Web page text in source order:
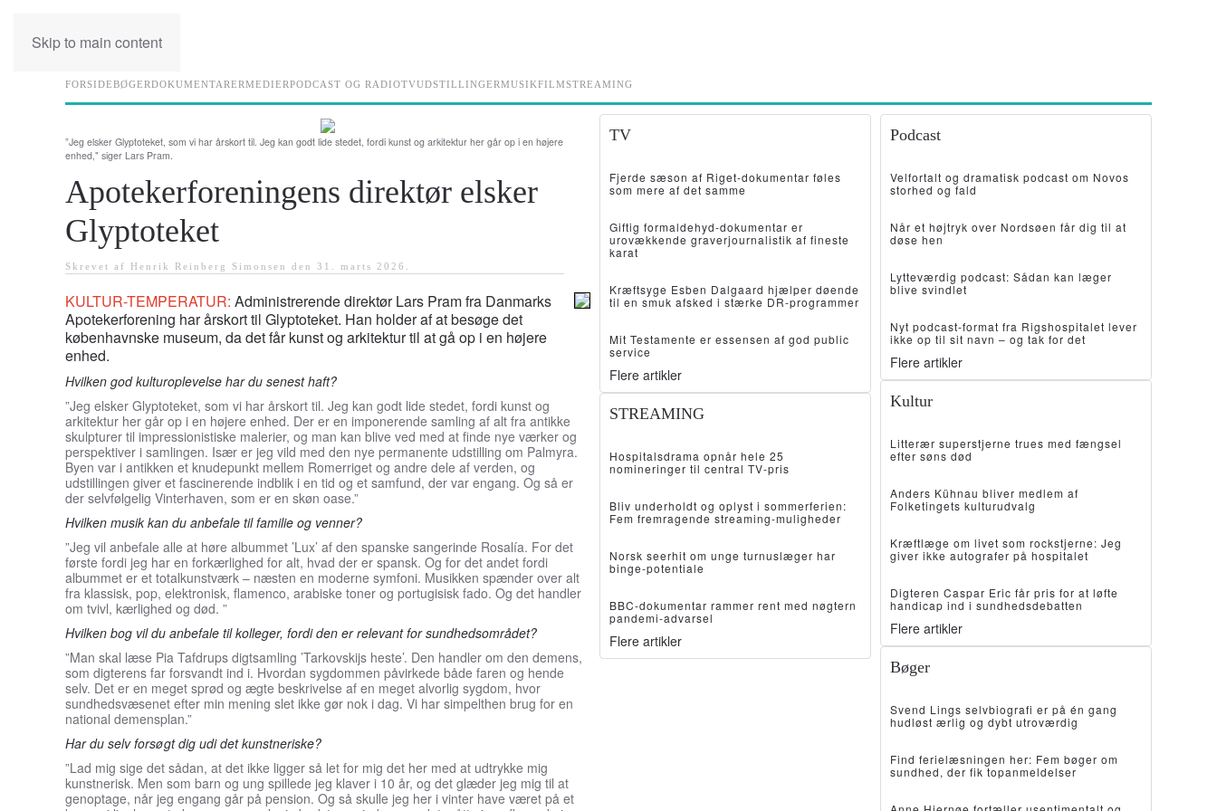
Skip to main content
FORSIDEBØGERDOKUMENTARERMEDIERPODCAST OG RADIOTVUDSTILLINGERMUSIKFILMSTREAMING
”Jeg elsker Glyptoteket, som vi har årskort til. Jeg kan godt lide stedet, fordi kunst og arkitektur her går op i en højere
enhed," siger Lars Pram.
Apotekerforeningens direktør elsker
Glyptoteket
Skrevet af Henrik Reinberg Simonsen den 31. marts 2026
KULTUR-TEMPERATUR: Administrerende direktør Lars Pram fra Danmarks
Apotekerforening har årskort til Glyptoteket. Han holder af at besøge det
københavnske museum, da det får kunst og arkitektur til at gå op i en højere
enhed.
Hvilken god kulturoplevelse har du senest haft?
”Jeg elsker Glyptoteket, som vi har årskort til. Jeg kan godt lide stedet, fordi kunst og
arkitektur her går op i en højere enhed. Der er en imponerende samling af alt fra antikke
skulpturer til impressionistiske malerier, og man kan blive ved med at finde nye værker og
perspektiver i samlingen. Især er jeg vild med den nye permanente udstilling om Palmyra.
Byen var i antikken et knudepunkt mellem Romerriget og andre dele af verden, og
udstillingen giver et fascinerende indblik i en tid og et samfund, der var engang. Og så er
der selvfølgelig Vinterhaven, som er en skøn oase.”
Hvilken musik kan du anbefale til familie og venner?
”Jeg vil anbefale alle at høre albummet ’Lux’ af den spanske sangerinde Rosalía. For det
første fordi jeg har en forkærlighed for alt, hvad der er spansk. Og for det andet fordi
albummet er et totalkunstværk – næsten en moderne symfoni. Musikken spænder over alt
fra klassisk, pop, elektronisk, flamenco, arabiske toner og portugisisk fado. Og det handler
om tvivl, kærlighed og død. ”
Hvilken bog vil du anbefale til kolleger, fordi den er relevant for sundhedsområdet?
”Man skal læse Pia Tafdrups digtsamling ’Tarkovskijs heste’. Den handler om den demens,
som digterens far forsvandt ind i. Hvordan sygdommen påvirkede både faren og hende
selv. Det er en meget sprød og ægte beskrivelse af en meget alvorlig sygdom, hvor
sundhedsvæsenet efter min mening slet ikke gør nok i dag. Vi har simpelthen brug for en
national demensplan.”
Har du selv forsøgt dig udi det kunstneriske?
”Lad mig sige det sådan, at det ikke ligger så let for mig det her med at udtrykke mig
kunstnerisk. Men som barn og ung spillede jeg klaver i 10 år, og det glæder jeg mig til at
genoptage, når jeg engang går på pension. Og så skulle jeg her i vinter have været på et
TV
Fjerde sæson af Riget-dokumentar føles
som mere af det samme
Giftig formaldehyd-dokumentar er
urovækkende graverjournalistik af fineste
karat
Kræftsyge Esben Dalgaard hjælper døende
til en smuk afsked i stærke DR-programmer
Mit Testamente er essensen af god public
service
Flere artikler
STREAMING
Hospitalsdrama opnår hele 25
nomineringer til central TV-pris
Bliv underholdt og oplyst i sommerferien:
Fem fremragende streaming-muligheder
Norsk seerhit om unge turnuslæger har
binge-potentiale
BBC-dokumentar rammer rent med nøgtern
pandemi-advarsel
Flere artikler
Podcast
Velfortalt og dramatisk podcast om Novos
storhed og fald
Når et højtryk over Nordsøen får dig til at
døse hen
Lytteværdig podcast: Sådan kan læger
blive svindlet
Nyt podcast-format fra Rigshospitalet lever
ikke op til sit navn – og tak for det
Flere artikler
Kultur
Litterær superstjerne trues med fængsel
efter søns død
Anders Kühnau bliver medlem af
Folketingets kulturudvalg
Kræftlæge om livet som rockstjerne: Jeg
giver ikke autografer på hospitalet
Digteren Caspar Eric får pris for at løfte
handicap ind i sundhedsdebatten
Flere artikler
Bøger
Svend Lings selvbiografi er på én gang
hudløst ærlig og dybt utroværdig
Find ferielæsningen her: Fem bøger om
sundhed, der fik topanmeldelser